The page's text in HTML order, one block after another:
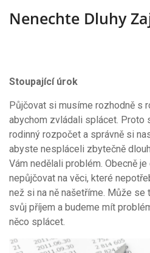
Nenechte Dluhy
Stoupající úrok
Půjčovat si musíme rozhodně s
abychom zvládali splácet. Proto
rodinný rozpočet a správně si
abyste nespláceli zbytečně
Vám nedělali problém. Obecně
nepůjčovat na věci, které
než si na ně našetříme. Může
svůj příjem a budeme mít
něco splácet.